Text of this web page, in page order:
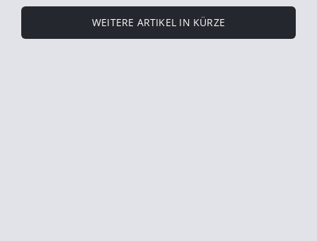
WEITERE ARTIKEL IN KÜRZE